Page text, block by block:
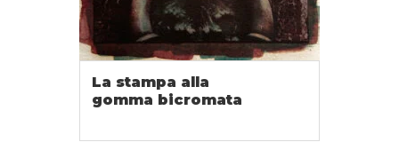
La stampa alla
gomma bicromata